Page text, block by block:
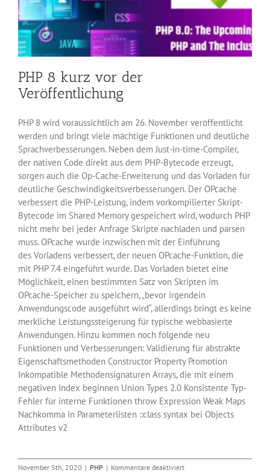
PHP 8 kurz vor der
Veröffentlichung
PHP 8 wird voraussichtlich am 26. November veröffentlicht
werden und bringt viele mächtige Funktionen und deutliche
Sprachverbesserungen. Neben dem Just-in-time-Compiler,
der nativen Code direkt aus dem PHP-Bytecode erzeugt,
sorgen auch die Op-Cache-Erweiterung und das Vorladen für
deutliche Geschwindigkeitsverbesserungen. Der OPcache
verbessert die PHP-Leistung, indem vorkompilierter Skript-
Bytecode im Shared Memory gespeichert wird, wodurch PHP
nicht mehr bei jeder Anfrage Skripte nachladen und parsen
muss. OPcache wurde inzwischen mit der Einführung
des Vorladens verbessert, der neuen OPcache-Funktion, die
mit PHP 7.4 eingeführt wurde. Das Vorladen bietet eine
Möglichkeit, einen bestimmten Satz von Skripten im
OPcache-Speicher zu speichern, „bevor irgendein
Anwendungscode ausgeführt wird“, allerdings bringt es keine
merkliche Leistungssteigerung für typische webbasierte
Anwendungen. Hinzu kommen noch folgende neu
Funktionen und Verbesserungen: Validierung für abstrakte
Eigenschaftsmethoden Constructor Property Promotion
Inkompatible Methodensignaturen Arrays, die mit einem
negativen Index beginnen Union Types 2.0 Konsistente Typ-
Fehler für interne Funktionen throw Expression Weak Maps
Nachkomma in Parameterlisten ::class syntax bei Objects
Attributes v2
November 5th, 2020 | PHP | Kommentare deaktiviertfür